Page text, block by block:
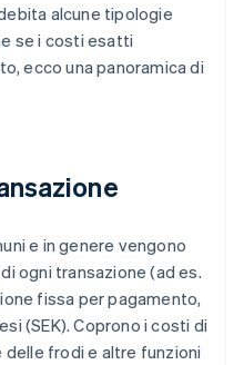
alcune tipologie
se i costi esatti
ecco una panoramica di
e in genere vengono
ogni transazione (ad es.
fissa per pagamento,
(SEK). Coprono i costi di
frodi e altre funzioni